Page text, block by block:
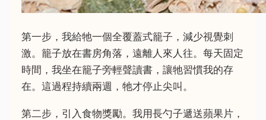
第一步，我給牠一個全覆蓋式籠子，減少視覺刺
激。籠子放在書房角落，遠離人來人往。每天固定
時間，我坐在籠子旁輕聲讀書，讓牠習慣我的存
在。這過程持續兩週，牠才停止尖叫。
第二步，引入食物獎勵。我用長勺子遞送蘋果片，